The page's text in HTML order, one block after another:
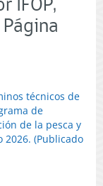
técnicos de
de
de la pesca y
2026. (Publicado